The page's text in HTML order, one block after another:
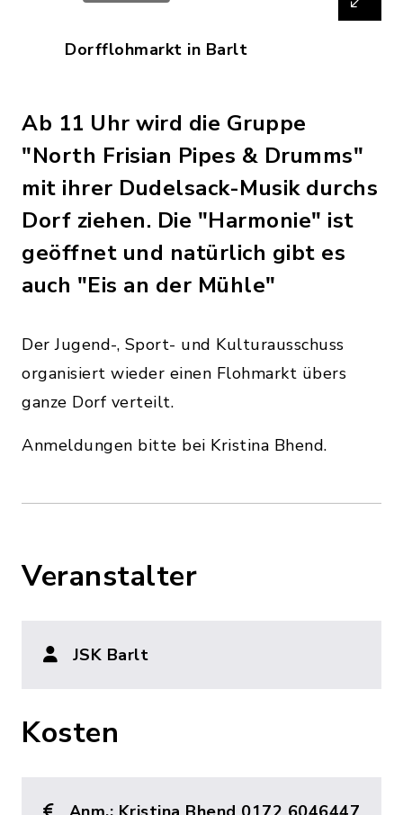
Dorfflohmarkt in Barlt
Ab 11 Uhr wird die Gruppe
"North Frisian Pipes & Drumms"
mit ihrer Dudelsack-Musik durchs
Dorf ziehen. Die "Harmonie" ist
geöffnet und natürlich gibt es
auch "Eis an der Mühle"
Der Jugend-, Sport- und Kulturausschuss
organisiert wieder einen Flohmarkt übers
ganze Dorf verteilt.
Anmeldungen bitte bei Kristina Bhend.
Veranstalter
JSK Barlt
Kosten